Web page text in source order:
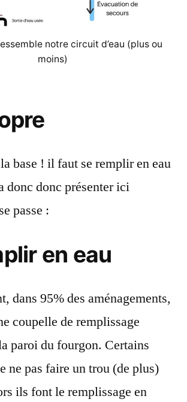
notre circuit d’eau (plus ou
moins)
base ! il faut se remplir en eau
donc donc présenter ici
passe :
en eau
dans 95% des aménagements,
coupelle de remplissage
paroi du fourgon. Certains
ne pas faire un trou (de plus)
ils font le remplissage en